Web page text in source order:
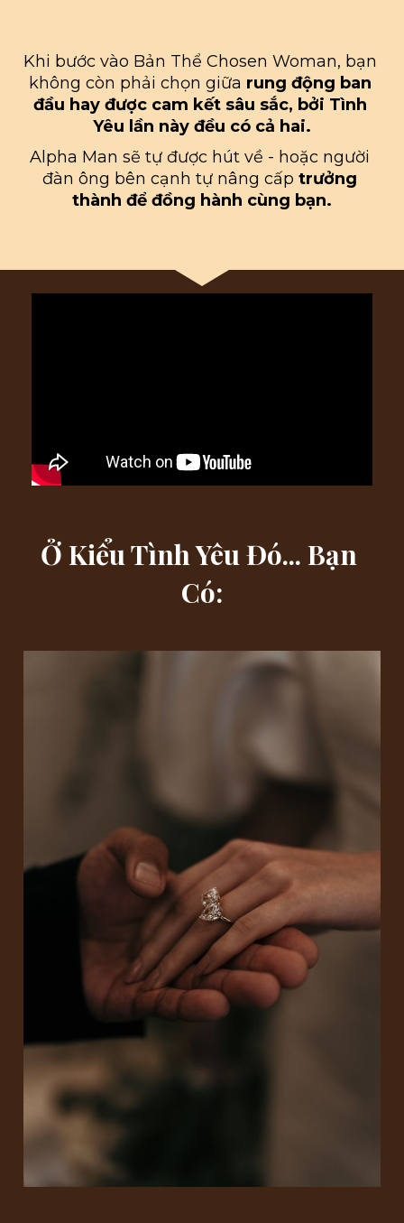
Khi bước vào Bản Thể Chosen Woman, bạn
không còn phải chọn giữa rung động ban
đầu hay được cam kết sâu sắc, bởi Tình
Yêu lần này đều có cả hai.
Alpha Man sẽ tự được hút về - hoặc người
đàn ông bên cạnh tự nâng cấp trưởng
thành để đồng hành cùng bạn.
Ở Kiểu Tình Yêu Đó... Bạn
Có: